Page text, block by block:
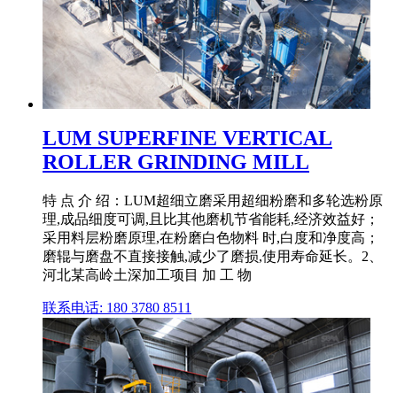
LUM SUPERFINE VERTICAL
ROLLER GRINDING MILL
特 点 介 绍：LUM超细立磨采用超细粉磨和多轮选粉原
理,成品细度可调,且比其他磨机节省能耗,经济效益好；
采用料层粉磨原理,在粉磨白色物料 时,白度和净度高；
磨辊与磨盘不直接接触,减少了磨损,使用寿命延长。2、
河北某高岭土深加工项目 加 工 物
联系电话: 180 3780 8511